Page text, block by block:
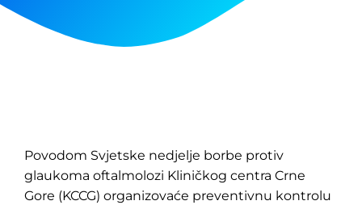
Povodom Svjetske nedjelje borbe protiv
glaukoma oftalmolozi Kliničkog centra Crne
Gore (KCCG) organizovaće preventivnu kontrolu